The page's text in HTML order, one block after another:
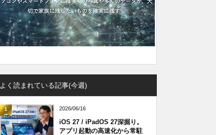
よく読まれている記事(今週)
1 2026/06/16
iOS 27 / iPadOS 27深掘り。
アプリ起動の高速化から常駐